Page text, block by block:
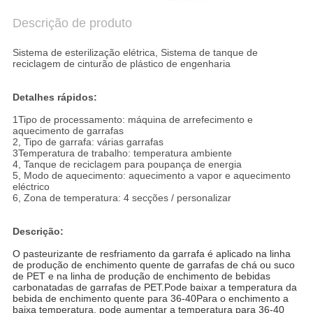
Descrição de produto
Sistema de esterilização elétrica, Sistema de tanque de
reciclagem de cinturão de plástico de engenharia
Detalhes rápidos:
1Tipo de processamento: máquina de arrefecimento e
aquecimento de garrafas
2, Tipo de garrafa: várias garrafas
3Temperatura de trabalho: temperatura ambiente
4, Tanque de reciclagem para poupança de energia
5, Modo de aquecimento: aquecimento a vapor e aquecimento
eléctrico
6, Zona de temperatura: 4 secções / personalizar
Descrição:
O pasteurizante de resfriamento da garrafa é aplicado na linha
de produção de enchimento quente de garrafas de chá ou suco
de PET e na linha de produção de enchimento de bebidas
carbonatadas de garrafas de PET.Pode baixar a temperatura da
bebida de enchimento quente para 36-40Para o enchimento a
baixa temperatura, pode aumentar a temperatura para 36-40